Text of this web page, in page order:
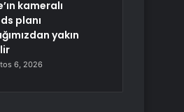
kameralı
planı
yakın
6, 2026